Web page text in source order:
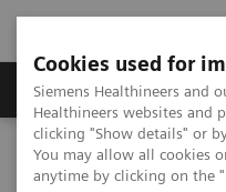
Cookies used for
Siemens Healthineers and
Healthineers websites and
clicking "Show details" or
You may allow all cookies
anytime by clicking on the
Produkter og løsninger
Hjem
Produkter og
Molekylær avbildning
MI